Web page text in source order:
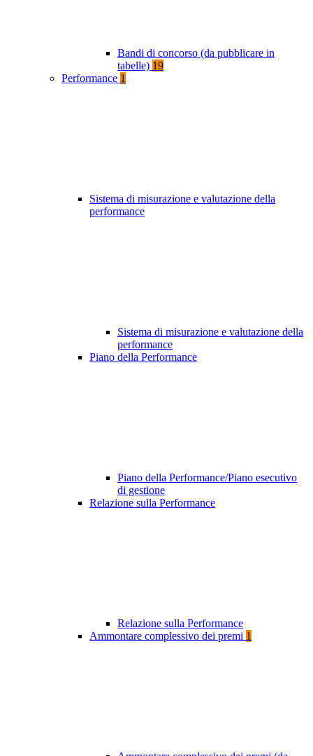
Bandi di concorso (da pubblicare in
tabelle) 19
Performance 1
Sistema di misurazione e valutazione della
performance
Sistema di misurazione e valutazione della
performance
Piano della Performance
Piano della Performance/Piano esecutivo
di gestione
Relazione sulla Performance
Relazione sulla Performance
Ammontare complessivo dei premi 1